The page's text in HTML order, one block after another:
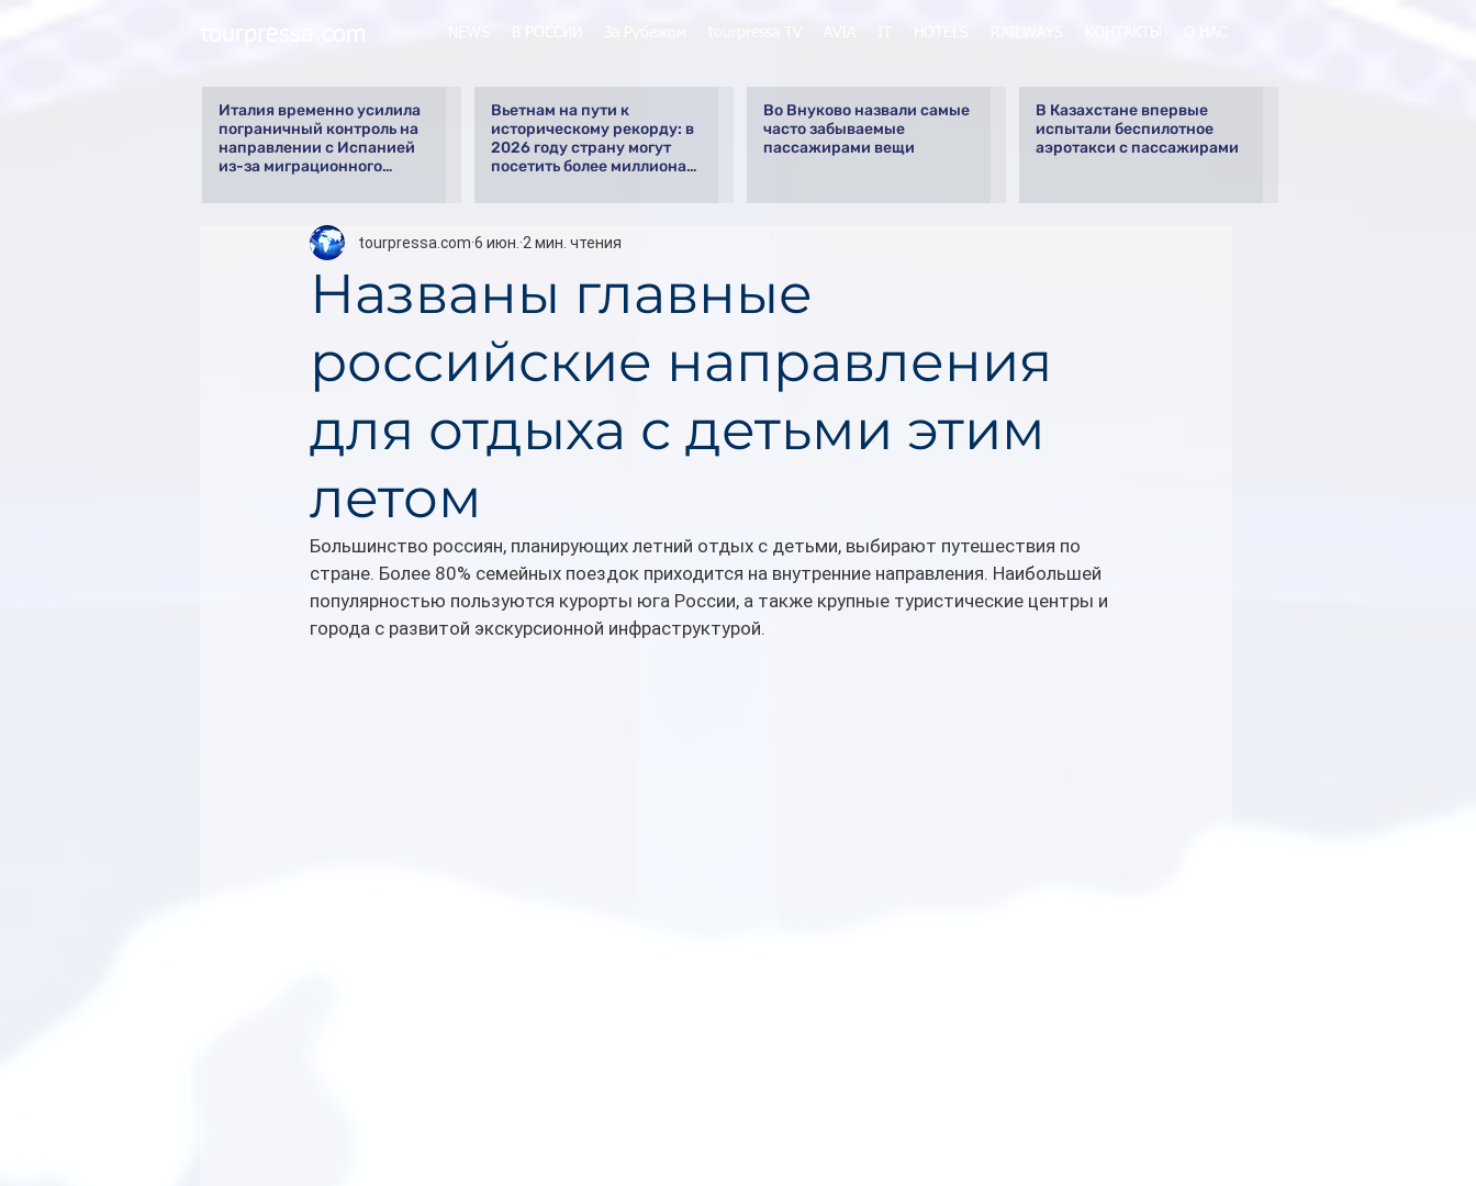
Италия временно усилила
пограничный контроль на
направлении с Испанией
из-за миграционного
Вьетнам на пути к
историческому рекорду: в
2026 году страну могут
посетить более миллиона
Во Внуково назвали самые
часто забываемые
пассажирами вещи
В Казахстане впервые
испытали беспилотное
аэротакси с пассажирами
Названы главные
российские направления
для отдыха с детьми этим
летом
tourpressa.com 6 июн. 2 мин. чтения
Большинство россиян, планирующих летний отдых с детьми, выбирают путешествия по
стране. Более 80% семейных поездок приходится на внутренние направления. Наибольшей
популярностью пользуются курорты юга России, а также крупные туристические центры и
города с развитой экскурсионной инфраструктурой.